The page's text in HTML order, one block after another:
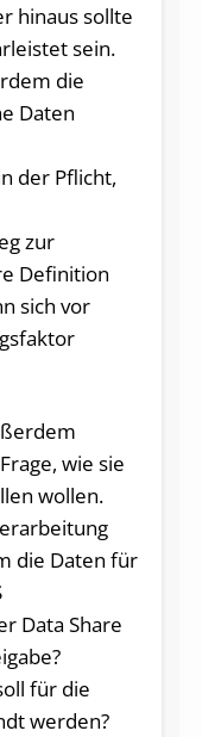
hinaus sollte
sein.
die
Daten
der Pflicht,
zur
Definition
sich vor
wie sie
wollen.
die Daten für
Data Share
für die
werden?